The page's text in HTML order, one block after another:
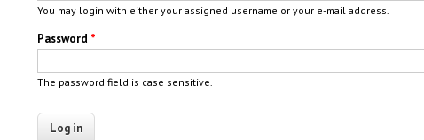
You may login with either your assigned username or your e-mail address.
Password *
The password field is case sensitive.